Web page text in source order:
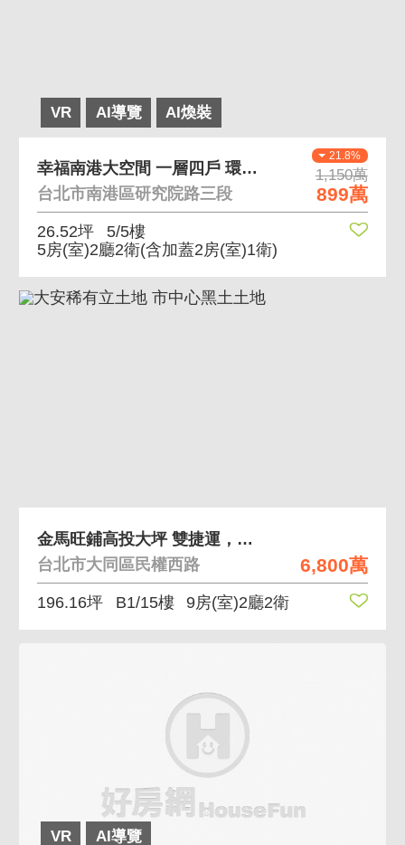
VR AI導覽 AI煥裝
21.8%
1,150萬
899萬
幸福南港大空間 一層四戶 環境舒適
台北市南港區研究院路三段
26.52坪
5/5樓
5房(室)2廳2衛(含加蓋2房(室)1衛)
6,800萬
金馬旺鋪高投大坪 雙捷運，稀有大坪數，連鎖承租方
台北市大同區民權西路
196.16坪 B1/15樓 9房(室)2廳2衛
VR AI導覽